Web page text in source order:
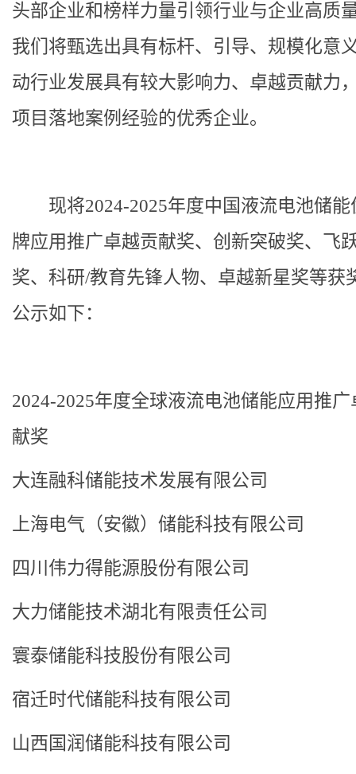
头部企业和榜样力量引领行业与企业高质
我们将甄选出具有标杆、引导、规模化意
动行业发展具有较大影响力、卓越贡献力
项目落地案例经验的优秀企业。
现将2024-2025年度中国液流电池储能
牌应用推广卓越贡献奖、创新突破奖、飞
奖、科研/教育先锋人物、卓越新星奖等获
公示如下：
2024-2025年度全球液流电池储能应用推广
献奖
大连融科储能技术发展有限公司
上海电气（安徽）储能科技有限公司
四川伟力得能源股份有限公司
大力储能技术湖北有限责任公司
寰泰储能科技股份有限公司
宿迁时代储能科技有限公司
山西国润储能科技有限公司